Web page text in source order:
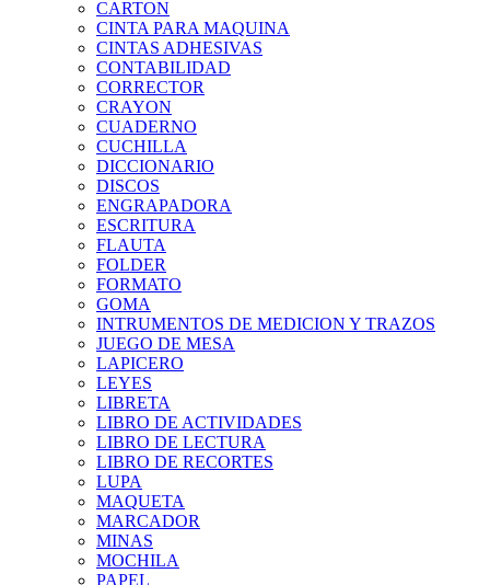
CARTON
CINTA PARA MAQUINA
CINTAS ADHESIVAS
CONTABILIDAD
CORRECTOR
CRAYON
CUADERNO
CUCHILLA
DICCIONARIO
DISCOS
ENGRAPADORA
ESCRITURA
FLAUTA
FOLDER
FORMATO
GOMA
INTRUMENTOS DE MEDICION Y TRAZOS
JUEGO DE MESA
LAPICERO
LEYES
LIBRETA
LIBRO DE ACTIVIDADES
LIBRO DE LECTURA
LIBRO DE RECORTES
LUPA
MAQUETA
MARCADOR
MINAS
MOCHILA
PAPEL